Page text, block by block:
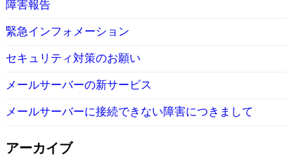
障害報告
緊急インフォメーション
セキュリティ対策のお願い
メールサーバーの新サービス
メールサーバーに接続できない障害につきまして
アーカイブ